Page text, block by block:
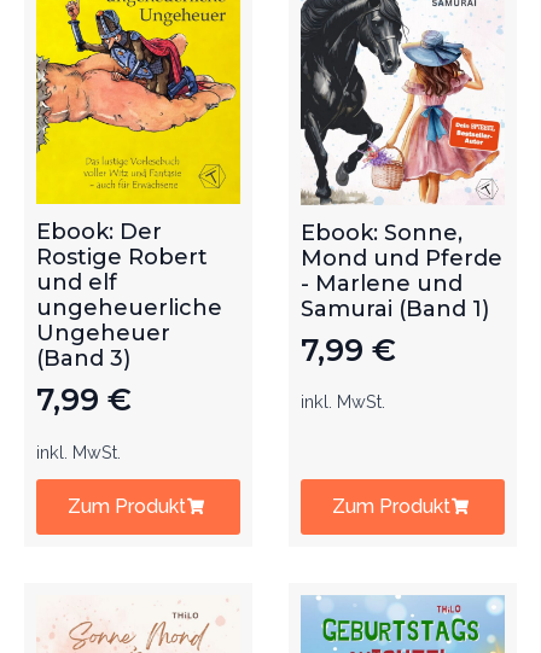
Ebook: Der
Rostige Robert
und elf
ungeheuerliche
Ungeheuer
(Band 3)
7,99 €
inkl. MwSt.
Zum Produkt
Ebook: Sonne,
Mond und Pferde
- Marlene und
Samurai (Band 1)
7,99 €
inkl. MwSt.
Zum Produkt